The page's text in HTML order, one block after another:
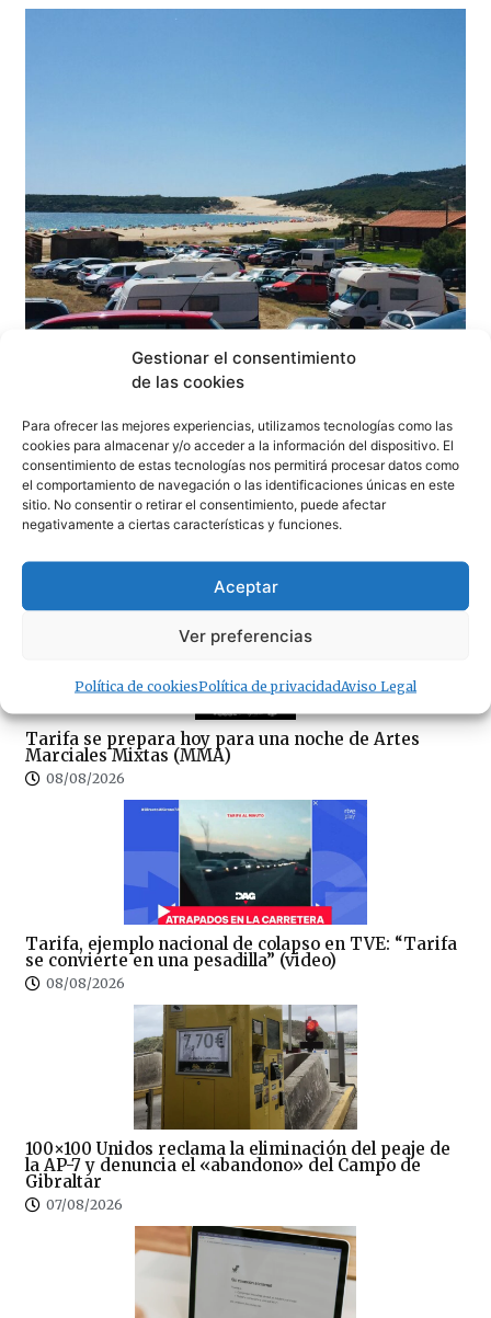
Gestionar el consentimiento
de las cookies
Para ofrecer las mejores experiencias, utilizamos tecnologías como las
cookies para almacenar y/o acceder a la información del dispositivo. El
consentimiento de estas tecnologías nos permitirá procesar datos como
el comportamiento de navegación o las identificaciones únicas en este
sitio. No consentir o retirar el consentimiento, puede afectar
negativamente a ciertas características y funciones.
Aceptar
Ver preferencias
Política de cookiesPolítica de privacidadAviso Legal
La pesadilla eléctrica de Bolonia se repite por tercer
sábado consecutivo
Las inmobiliarias de Cádiz reclaman regular un
Tarifa se prepara hoy para una noche de Artes
Marciales Mixtas (MMA)
08/08/2026
Tarifa, ejemplo nacional de colapso en TVE: “Tarifa
se convierte en una pesadilla” (video)
08/08/2026
100×100 Unidos reclama la eliminación del peaje de
la AP-7 y denuncia el «abandono» del Campo de
Gibraltar
07/08/2026